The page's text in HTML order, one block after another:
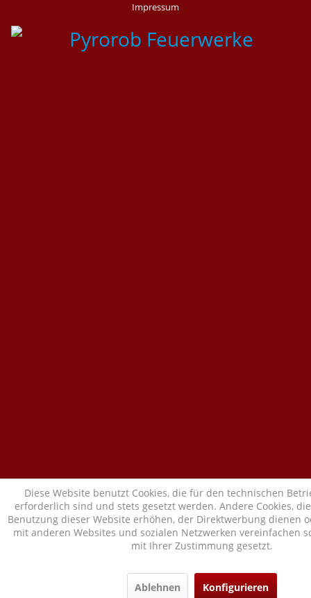
Impressum
Diese Website benutzt Cookies, die für den technischen
erforderlich sind und stets gesetzt werden. Andere Cookies,
Benutzung dieser Website erhöhen, der Direktwerbung dienen
mit anderen Websites und sozialen Netzwerken vereinfachen
mit Ihrer Zustimmung gesetzt.
Ablehnen Konfigurieren